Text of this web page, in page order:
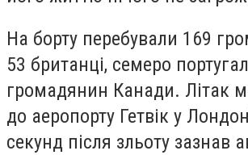
На борту перебували 169
53 британці, семеро
громадянин Канади. Літак
до аеропорту Гетвік у
секунд після зльоту зазнав